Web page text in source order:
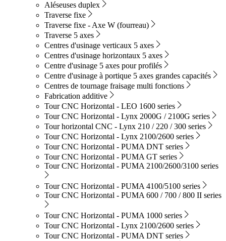
Aléseuses duplex
Traverse fixe
Traverse fixe - Axe W (fourreau)
Traverse 5 axes
Centres d'usinage verticaux 5 axes
Centres d'usinage horizontaux 5 axes
Centre d'usinage 5 axes pour profilés
Centre d'usinage à portique 5 axes grandes capacités
Centres de tournage fraisage multi fonctions
Fabrication additive
Tour CNC Horizontal - LEO 1600 series
Tour CNC Horizontal - Lynx 2000G / 2100G series
Tour horizontal CNC - Lynx 210 / 220 / 300 series
Tour CNC Horizontal - Lynx 2100/2600 series
Tour CNC Horizontal - PUMA DNT series
Tour CNC Horizontal - PUMA GT series
Tour CNC Horizontal - PUMA 2100/2600/3100 series
Tour CNC Horizontal - PUMA 4100/5100 series
Tour CNC Horizontal - PUMA 600 / 700 / 800 II series
Tour CNC Horizontal - PUMA 1000 series
Tour CNC Horizontal - Lynx 2100/2600 series
Tour CNC Horizontal - PUMA DNT series